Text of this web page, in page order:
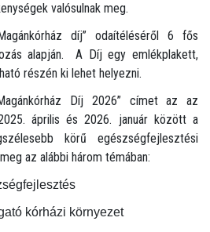
valósulnak meg.
díj” odaítéléséről 6 fős
alapján. A Díj egy emlékplakett,
részén ki lehet helyezni.
Díj 2026” címet az az
április és 2026. január között a
körű egészségfejlesztési
az alábbi három témában:
kórházi környezet